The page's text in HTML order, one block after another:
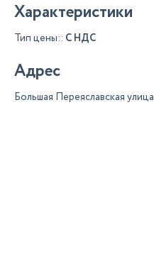
Характеристики
Тип цены:: С НДС
Адрес
Большая Переяславская улица